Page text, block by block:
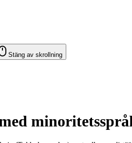
Stäng av skrollning